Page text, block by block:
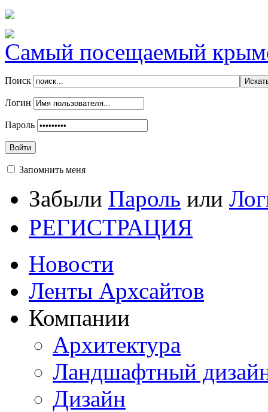
Самый посещаемый
Поиск
Логин
Пароль
Войти
Запомнить меня
Забыли Пароль или
РЕГИСТРАЦИЯ
Новости
Ленты Архсайтов
Компании
Архитектура
Ландшафтный
Дизайн